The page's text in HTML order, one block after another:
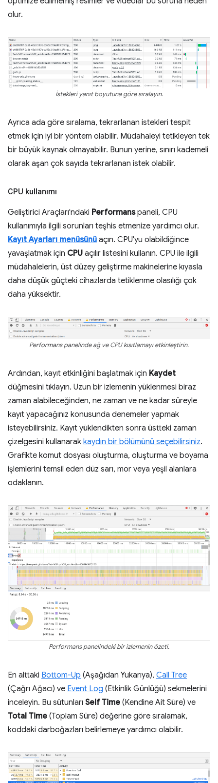
olur.
İstekleri yanıt boyutuna göre sıralayın.
Ayrıca ada göre sıralama, tekrarlanan istekleri tespit
etmek için iyi bir yöntem olabilir. Müdahaleyi tetikleyen tek
bir büyük kaynak olmayabilir. Bunun yerine, sınırı kademeli
olarak aşan çok sayıda tekrarlanan istek olabilir.
CPU kullanımı
Geliştirici Araçları'ndaki Performanspaneli, CPU
kullanımıyla ilgili sorunları teşhis etmenize yardımcı olur.
Kayıt Ayarları menüsünü açın. CPU'yu olabildiğince
yavaşlatmak için CPU açılır listesini kullanın. CPU ile ilgili
müdahalelerin, üst düzey geliştirme makinelerine kıyasla
daha düşük güçteki cihazlarda tetiklenme olasılığı çok
daha yüksektir.
Performans panelinde ağ ve CPU kısıtlamayı etkinleştirin.
Ardından, kayıt etkinliğini başlatmak için Kaydet
düğmesini tıklayın. Uzun bir izlemenin yüklenmesi biraz
zaman alabileceğinden, ne zaman ve ne kadar süreyle
kayıt yapacağınız konusunda denemeler yapmak
isteyebilirsiniz. Kayıt yüklendikten sonra üstteki zaman
çizelgesini kullanarak kaydın bir bölümünü seçebilirsiniz.
Grafikte komut dosyası oluşturma, oluşturma ve boyama
işlemlerini temsil eden düz sarı, mor veya yeşil alanlara
odaklanın.
Performans panelindeki bir izlemenin özeti.
En alttaki Bottom-Up (Aşağıdan Yukarıya), Call Tree
(Çağrı Ağacı) ve Event Log (Etkinlik Günlüğü) sekmelerini
inceleyin. Bu sütunları Self Time (Kendine Ait Süre) ve
Total Time (Toplam Süre) değerine göre sıralamak,
koddaki darboğazları belirlemeye yardımcı olabilir.